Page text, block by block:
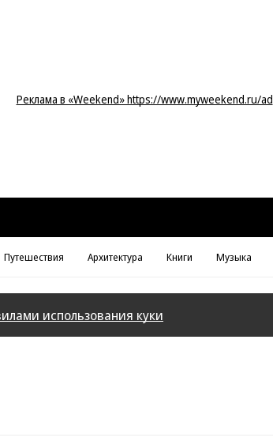
Реклама в «Weekend» https://www.myweekend.ru/ad
Путешествия Архитектура Книги Музыка
использования куки